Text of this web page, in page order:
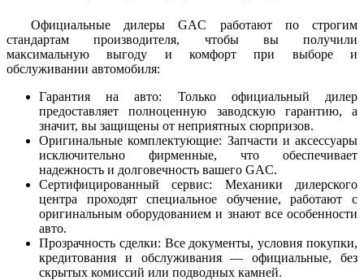
Официальные дилеры GAC работают по строгим
стандартам производителя, чтобы вы получили
максимальную выгоду и комфорт при выборе и
обслуживании автомобиля:
Гарантия на авто: Только официальный дилер
предоставляет полноценную заводскую гарантию, а
значит, вы защищены от неприятных сюрпризов.
Оригинальные комплектующие: Запчасти и аксессуары
исключительно фирменные, что обеспечивает
надежность и долговечность вашего GAC.
Сертифицированный сервис: Механики дилерского
центра проходят специальное обучение, работают с
оригинальным оборудованием и знают все особенности
авто.
Прозрачность сделки: Все документы, условия покупки,
кредитования и обслуживания — официальные, без
скрытых комиссий или подводных камней.